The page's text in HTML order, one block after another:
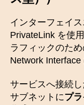
インターフェイ
PrivateLink を使
ラフィックのた
Network Interface
サービスへ接続
サブネットにプ